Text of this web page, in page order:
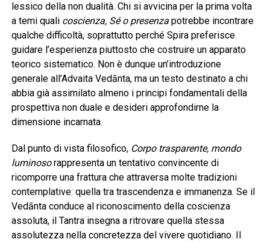
lessico della non dualità. Chi si avvicina per la prima volta
a temi quali coscienza, Sé o presenzapotrebbe incontrare
qualche difficoltà, soprattutto perché Spira preferisce
guidare l’esperienza piuttosto che costruire un apparato
teorico sistematico. Non è dunque un’introduzione
generale all’Advaita Vedānta, ma un testo destinato a chi
abbia già assimilato almeno i principi fondamentali della
prospettiva non duale e desideri approfondirne la
dimensione incarnata.
Dal punto di vista filosofico, Corpo trasparente, mondo
luminosorappresenta un tentativo convincente di
ricomporre una frattura che attraversa molte tradizioni
contemplative: quella tra trascendenza e immanenza. Se il
Vedānta conduce al riconoscimento della coscienza
assoluta, il Tantra insegna a ritrovare quella stessa
assolutezza nella concretezza del vivere quotidiano. Il